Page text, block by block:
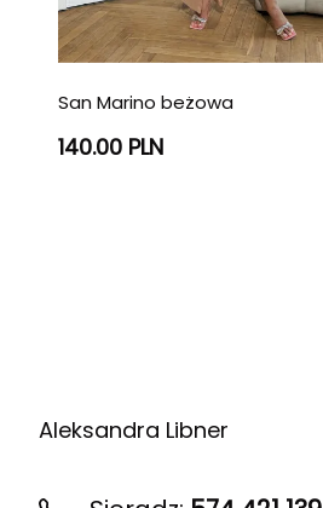
San Marino beżowa
140.00 PLN
Aleksandra Libner